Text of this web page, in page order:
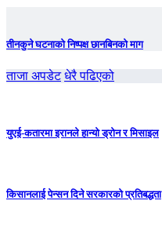
तीनकुने घटनाकाे निष्पक्ष छानबिनकाे माग
ताजा अपडेट धेरै पढिएको
युएई-कतारमा इरानले हान्यो ड्रोन र मिसाइल
किसानलाई पेन्सन दिने सरकारको प्रतिबद्धता